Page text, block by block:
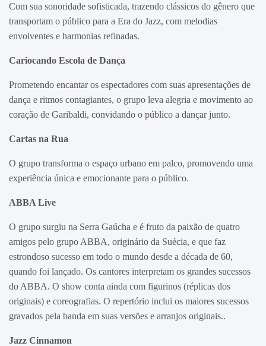
Com sua sonoridade sofisticada, trazendo clássicos do gênero que
transportam o público para a Era do Jazz, com melodias
envolventes e harmonias refinadas.
Cariocando Escola de Dança
Prometendo encantar os espectadores com suas apresentações de
dança e ritmos contagiantes, o grupo leva alegria e movimento ao
coração de Garibaldi, convidando o público a dançar junto.
Cartas na Rua
O grupo transforma o espaço urbano em palco, promovendo uma
experiência única e emocionante para o público.
ABBA Live
O grupo surgiu na Serra Gaúcha e é fruto da paixão de quatro
amigos pelo grupo ABBA, originário da Suécia, e que faz
estrondoso sucesso em todo o mundo desde a década de 60,
quando foi lançado. Os cantores interpretam os grandes sucessos
do ABBA. O show conta ainda com figurinos (réplicas dos
originais) e coreografias. O repertório inclui os maiores sucessos
gravados pela banda em suas versões e arranjos originais..
Jazz Cinnamon